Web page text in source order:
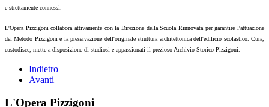
e strettamente connessi.
L'Opera Pizzigoni collabora attivamente con la Direzione della Scuola Rinnovata per garantire l'attuazione
del Metodo Pizzigoni e la preservazione dell'originale struttura architettonica dell'edificio scolastico. Cura,
custodisce, mette a disposizione di studiosi e appassionati il prezioso Archivio Storico Pizzigoni.
Indietro
Avanti
L'Opera Pizzigoni